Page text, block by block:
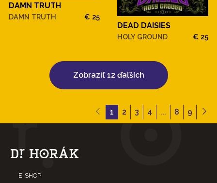
DAMN TRUTH
DAMN TRUTH € 25
DEAD DAISIES
HOLY GROUND € 25
Zobraziť 12 ďaľších
1 2 3 4 ... 8 9
E-SHOP